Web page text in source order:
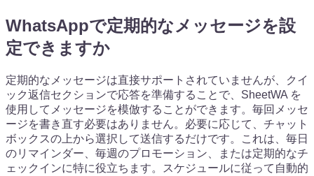
WhatsAppで定期的なメッセージを設
定できますか
定期的なメッセージは直接サポートされていませんが、クイ
ック返信セクションで応答を準備することで、SheetWA を
使用してメッセージを模倣することができます。毎回メッセ
ージを書き直す必要はありません。必要に応じて、チャット
ボックスの上から選択して送信するだけです。これは、毎日
のリマインダー、毎週のプロモーション、または定期的なチ
ェックインに特に役立ちます。スケジュールに従って自動的